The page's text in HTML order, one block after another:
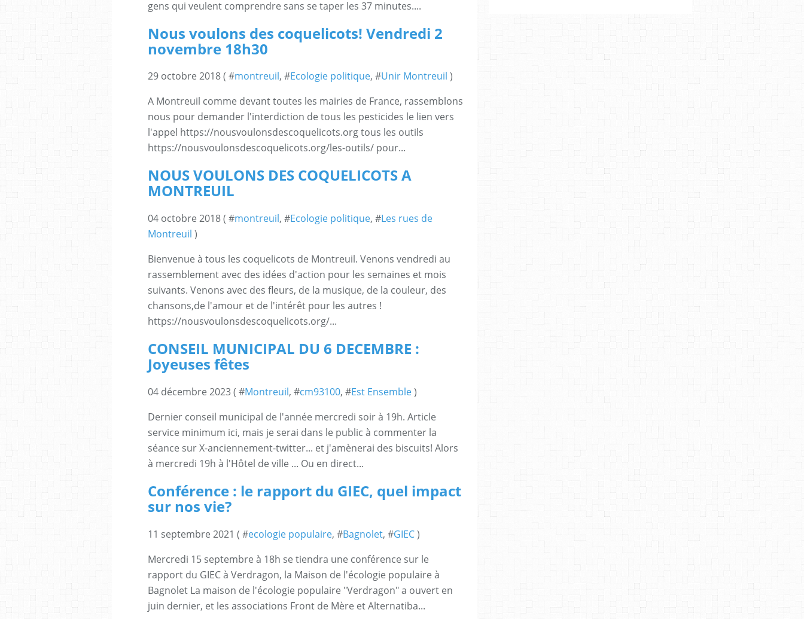
gens qui veulent comprendre sans se taper les 37 minutes....
Nous voulons des coquelicots! Vendredi 2
novembre 18h30
29 octobre 2018 ( #montreuil, #Ecologie politique, #Unir Montreuil )
A Montreuil comme devant toutes les mairies de France, rassemblons
nous pour demander l'interdiction de tous les pesticides le lien vers
l'appel https://nousvoulonsdescoquelicots.org tous les outils
https://nousvoulonsdescoquelicots.org/les-outils/ pour...
NOUS VOULONS DES COQUELICOTS A
MONTREUIL
04 octobre 2018 ( #montreuil, #Ecologie politique, #Les rues de
Montreuil )
Bienvenue à tous les coquelicots de Montreuil. Venons vendredi au
rassemblement avec des idées d'action pour les semaines et mois
suivants. Venons avec des fleurs, de la musique, de la couleur, des
chansons,de l'amour et de l'intérêt pour les autres !
https://nousvoulonsdescoquelicots.org/...
CONSEIL MUNICIPAL DU 6 DECEMBRE :
Joyeuses fêtes
04 décembre 2023 ( #Montreuil, #cm93100, #Est Ensemble)
Dernier conseil municipal de l'année mercredi soir à 19h. Article
service minimum ici, mais je serai dans le public à commenter la
séance sur X-anciennement-twitter... et j'amènerai des biscuits! Alors
à mercredi 19h à l'Hôtel de ville ... Ou en direct...
Conférence : le rapport du GIEC, quel impact
sur nos vie?
11 septembre 2021 ( #ecologie populaire, #Bagnolet, #GIEC)
Mercredi 15 septembre à 18h se tiendra une conférence sur le
rapport du GIEC à Verdragon, la Maison de l'écologie populaire à
Bagnolet La maison de l'écologie populaire "Verdragon" a ouvert en
juin dernier, et les associations Front de Mère et Alternatiba...